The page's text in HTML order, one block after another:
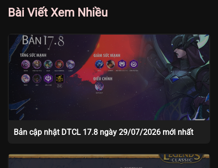
Bài Viết Xem Nhiều
Bản cập nhật DTCL 17.8 ngày 29/07/2026 mới nhất